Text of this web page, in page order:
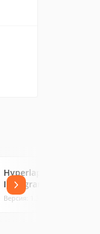
Hyperlapse от
Instagram
Версия: 1.3.4